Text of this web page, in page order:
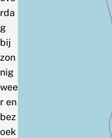
rda
g
bij
zon
nig
wee
r en
bez
oek